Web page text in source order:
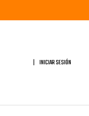
INICIAR SESIÓN